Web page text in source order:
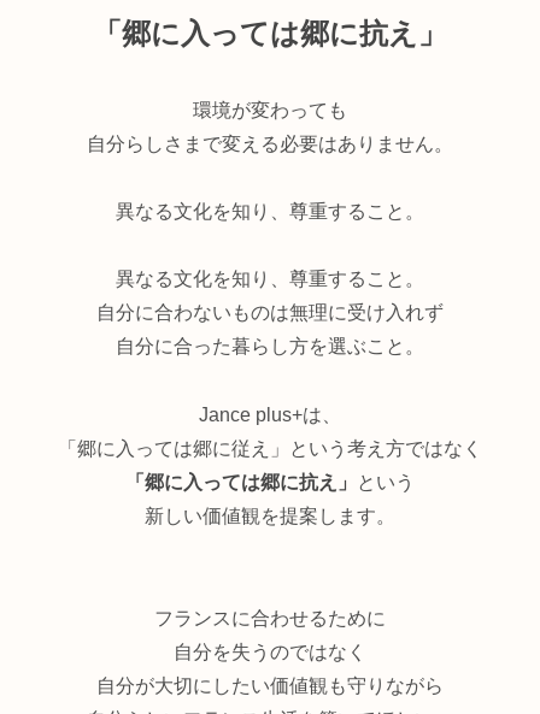
「郷に入っては郷に抗え」
環境が変わっても
自分らしさまで変える必要はありません。
異なる文化を知り、尊重すること。
異なる文化を知り、尊重すること。
自分に合わないものは無理に受け入れず
自分に合った暮らし方を選ぶこと。
Jance plus+は、
「郷に入っては郷に従え」という考え方ではなく
「郷に入っては郷に抗え」
という
新しい価値観を提案します。
フランスに合わせるために
自分を失うのではなく
自分が大切にしたい価値観も守りながら